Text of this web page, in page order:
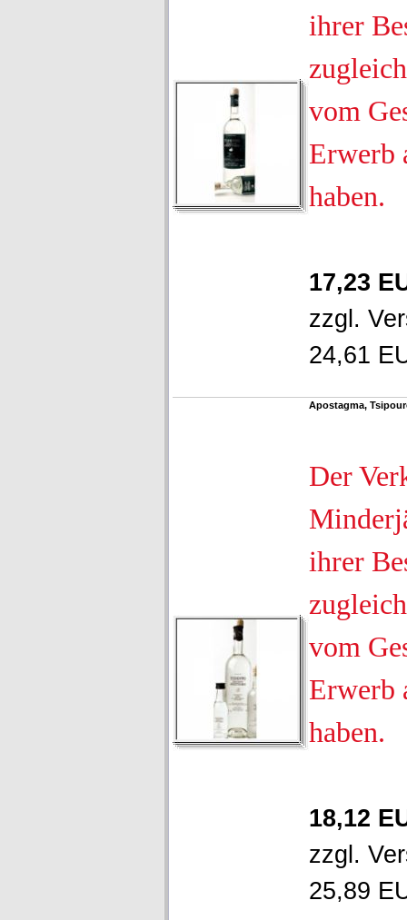
ihrer
vom
Erwerb
haben.
17,23
zzgl.
24,61
Apostagma,
Der
ihrer
vom
Erwerb
haben.
18,12
zzgl.
25,89